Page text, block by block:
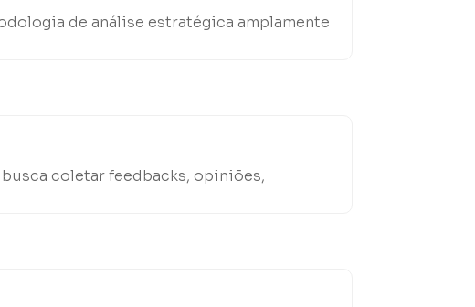
de análise estratégica amplamente
coletar feedbacks, opiniões,